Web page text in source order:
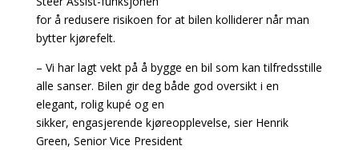
for å redusere risikoen for at bilen kolliderer når man
bytter kjørefelt.
– Vi har lagt vekt på å bygge en bil som kan tilfredsstille
alle sanser. Bilen gir deg både god oversikt i en
elegant, rolig kupé og en
sikker, engasjerende kjøreopplevelse, sier Henrik
Green, Senior Vice President